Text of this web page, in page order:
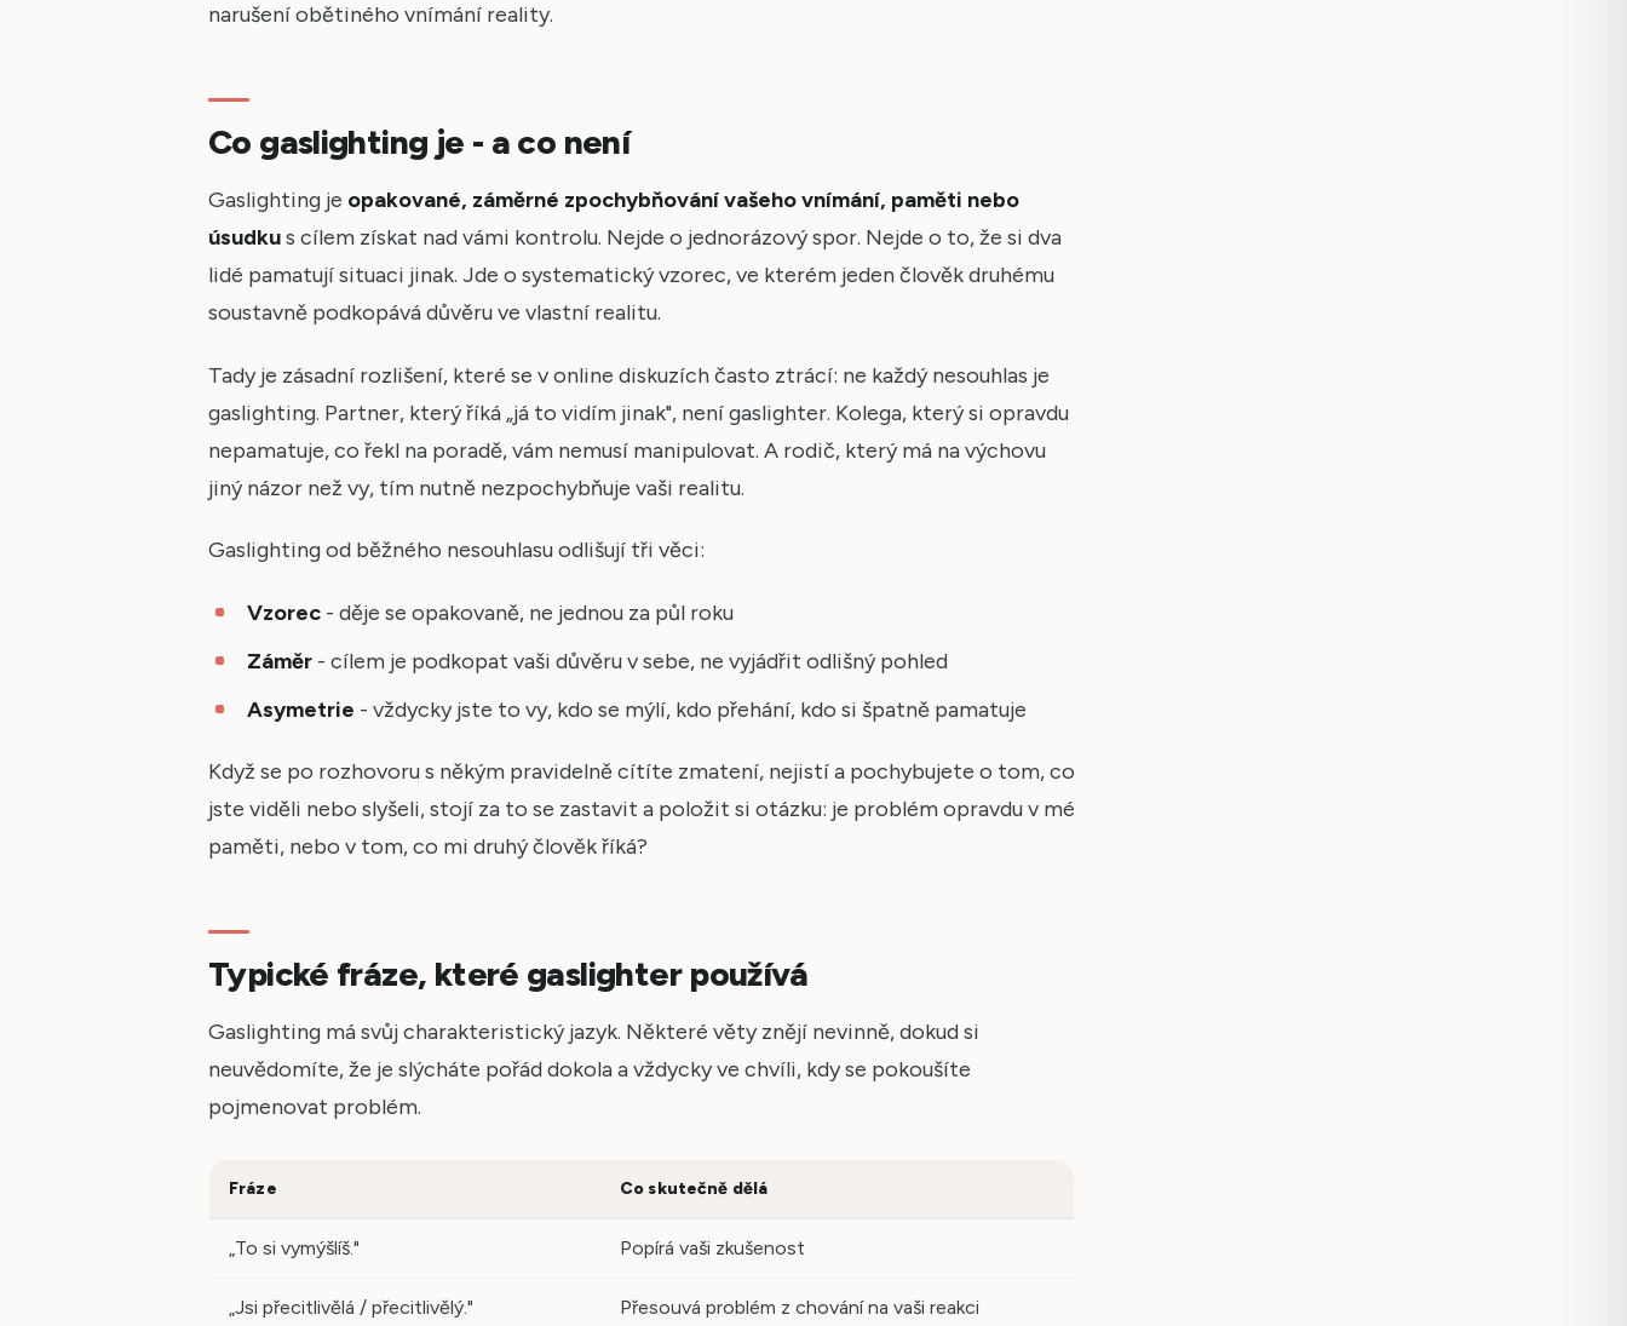
narušení obětiného vnímání reality.
Co gaslighting je - a co není
Gaslighting je opakované, záměrné zpochybňování vašeho vnímání, paměti nebo
úsudkus cílem získat nad vámi kontrolu. Nejde o jednorázový spor. Nejde o to, že si dva
lidé pamatují situaci jinak. Jde o systematický vzorec, ve kterém jeden člověk druhému
soustavně podkopává důvěru ve vlastní realitu.
Tady je zásadní rozlišení, které se v online diskuzích často ztrácí: ne každý nesouhlas je
gaslighting. Partner, který říká „já to vidím jinak", není gaslighter. Kolega, který si opravdu
nepamatuje, co řekl na poradě, vám nemusí manipulovat. A rodič, který má na výchovu
jiný názor než vy, tím nutně nezpochybňuje vaši realitu.
Gaslighting od běžného nesouhlasu odlišují tři věci:
Vzorec- děje se opakovaně, ne jednou za půl roku
Záměr- cílem je podkopat vaši důvěru v sebe, ne vyjádřit odlišný pohled
Asymetrie - vždycky jste to vy, kdo se mýlí, kdo přehání, kdo si špatně pamatuje
Když se po rozhovoru s někým pravidelně cítíte zmatení, nejistí a pochybujete o tom, co
jste viděli nebo slyšeli, stojí za to se zastavit a položit si otázku: je problém opravdu v mé
paměti, nebo v tom, co mi druhý člověk říká?
Typické fráze, které gaslighter používá
Gaslighting má svůj charakteristický jazyk. Některé věty znějí nevinně, dokud si
neuvědomíte, že je slýcháte pořád dokola a vždycky ve chvíli, kdy se pokoušíte
pojmenovat problém.
Fráze Co skutečně dělá
„To si vymýšlíš." Popírá vaši zkušenost
„Jsi přecitlivělá / přecitlivělý." Přesouvá problém z chování na vaši reakci